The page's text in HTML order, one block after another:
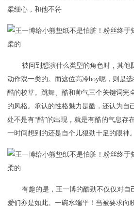
柔细心，和他不符
被问到想演什么类型的角色时，其他
动作戏一类的。而这位高冷boy呢，则是
酷的校草。跳舞、酷和帅气三个关键词完
的风格。承认的性格魅力是酷，还认为自
处不是有“酷”的出现，就是有酷的气息存
一时间想到的还是自个儿狠劲十足的眼神
有趣的是，王一博的酷劲不仅仅对自
爱们亦是如此。一碗水端平！当被要求向